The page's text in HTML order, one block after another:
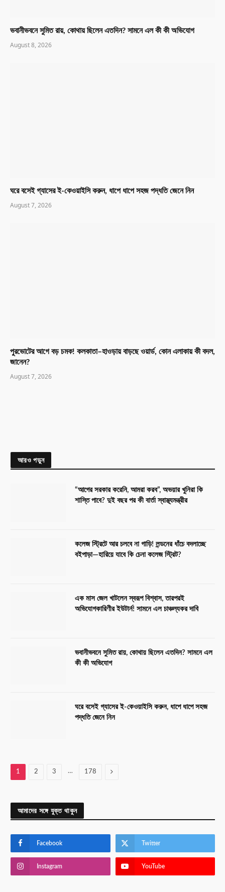
ভবানীভবনে সুমিত রায়, কোথায় ছিলেন এতদিন? সামনে এল কী কী অভিযোগ
August 8, 2026
ঘরে বসেই গ্যাসের ই-কেওয়াইসি করুন, ধাপে ধাপে সহজ পদ্ধতি জেনে নিন
August 7, 2026
পুরভোটের আগে বড় চমক! কলকাতা–হাওড়ায় বাড়ছে ওয়ার্ড, কোন এলাকায় কী বদল,
জানেন?
August 7, 2026
আরও পড়ুন
“আগের সরকার করেনি, আমরা করব”, অভয়ার খুনিরা কি
শাস্তি পাবে? দুই বছর পর কী বার্তা স্বাস্থ্যমন্ত্রীর
কলেজ স্ট্রিটে আর চলবে না গাড়ি! লন্ডনের ধাঁচে বদলাচ্ছে
বইপাড়া—হারিয়ে যাবে কি চেনা কলেজ স্ট্রিট?
এক মাস জেল খাটলেন স্বরূপ বিশ্বাস, তারপরই
অভিযোগকারিণীর ইউটার্ন! সামনে এল চাঞ্চল্যকর দাবি
ভবানীভবনে সুমিত রায়, কোথায় ছিলেন এতদিন? সামনে এল
কী কী অভিযোগ
ঘরে বসেই গ্যাসের ই-কেওয়াইসি করুন, ধাপে ধাপে সহজ
পদ্ধতি জেনে নিন
1 2 3 … 178 Next
আমাদের সঙ্গে যুক্ত থাকুন
Facebook Twitter
Instagram YouTube